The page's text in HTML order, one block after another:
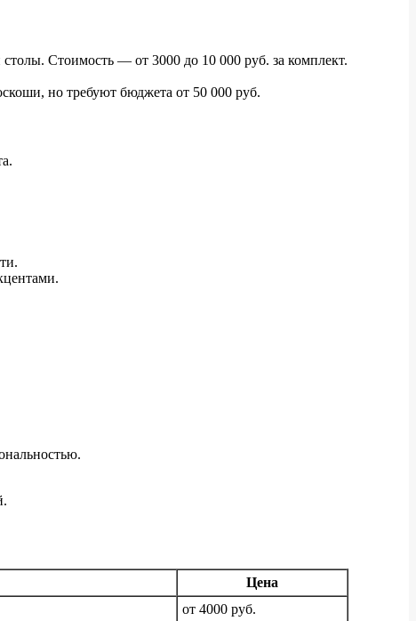
Стоимость — от 3000 до 10 000 руб. за комплект.
но требуют бюджета от 50 000 руб.
Цена
от 4000 руб.